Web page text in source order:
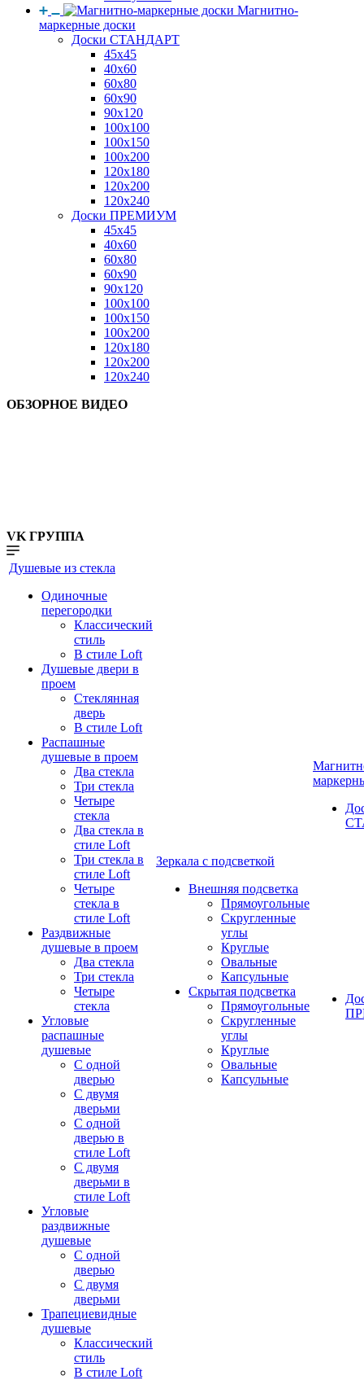
Магнитно-
маркерные доски
Доски СТАНДАРТ
45x45
40x60
60x80
60x90
90x120
100x100
100x150
100x200
120x180
120x200
120x240
Доски ПРЕМИУМ
45x45
40x60
60x80
60x90
90x120
100x100
100x150
100x200
120x180
120x200
120x240
ОБЗОРНОЕ ВИДЕО
VK ГРУППА
Душевые из стекла
Одиночные
перегородки
Классический
стиль
В стиле Loft
Душевые двери в
проем
Стеклянная
дверь
В стиле Loft
Распашные
душевые в проем
Два стекла
Три стекла
Четыре
стекла
Два стекла в
стиле Loft
Три стекла в
стиле Loft
Четыре
стекла в
стиле Loft
Раздвижные
душевые в проем
Два стекла
Три стекла
Четыре
стекла
Угловые
распашные
душевые
С одной
дверью
С двумя
дверьми
С одной
дверью в
стиле Loft
С двумя
дверьми в
стиле Loft
Угловые
раздвижные
душевые
С одной
дверью
С двумя
дверьми
Трапециевидные
душевые
Классический
стиль
В стиле Loft
Зеркала с подсветкой
Внешняя подсветка
Прямоугольные
Скругленные
углы
Круглые
Овальные
Капсульные
Скрытая подсветка
Прямоугольные
Скругленные
углы
Круглые
Овальные
Капсульные